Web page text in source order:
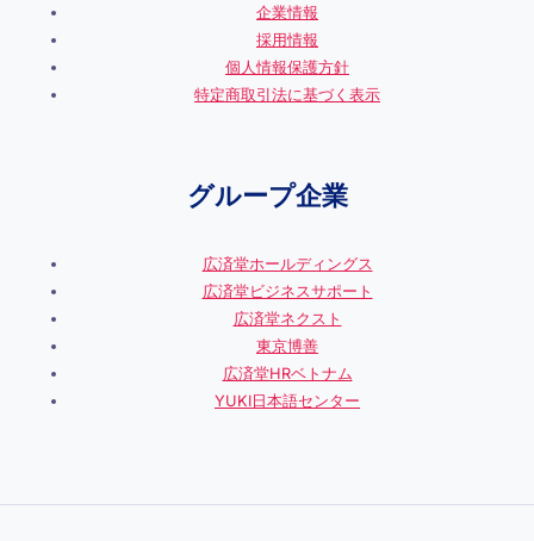
企業情報
採用情報
個人情報保護方針
特定商取引法に基づく表示
グループ企業
広済堂ホールディングス
広済堂ビジネスサポート
広済堂ネクスト
東京博善
広済堂HRベトナム
YUKI日本語センター